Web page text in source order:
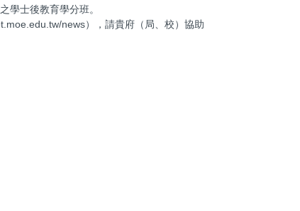
學士後教育學分班。
news），請貴府（局、校）協助